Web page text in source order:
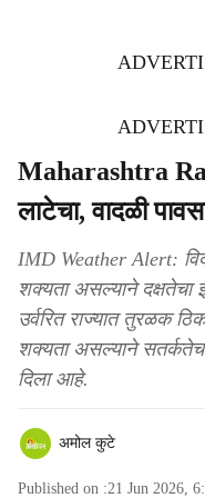
Maharashtra
लाटेचा, वादळी
IMD Weather Alert:
शक्यता असल्याने
उर्वरित राज्यात तुरळक
शक्यता असल्याने सतर्कतेचा
दिला आहे.
अमोल कुटे
Published on :21 Jun 2026,